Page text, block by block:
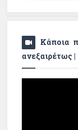
Κάποια
ανεξαιρέτως